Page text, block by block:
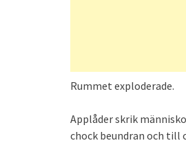
Rummet exploderade.
Applåder skrik
chock beundran och till